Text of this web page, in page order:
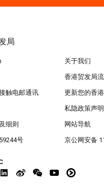
关于我们
香港贸发局
触电邮通讯 更新您的香
私隐政策声明
细则 网站导航
号 京公网安备